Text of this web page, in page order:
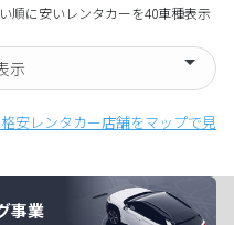
順に安いレンタカーを40車種表示
示
安レンタカー店舗をマップで見
事業